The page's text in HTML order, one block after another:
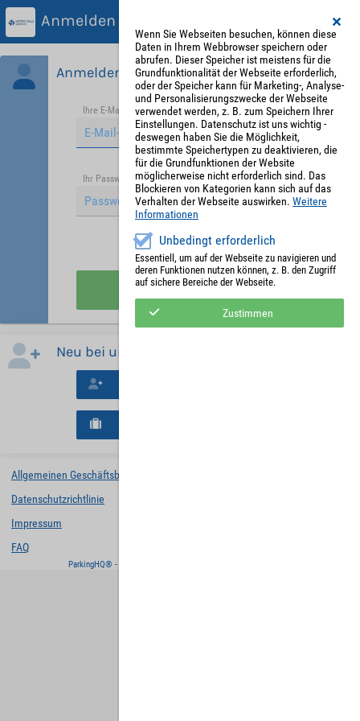
Anmelden
Anmelden
Ihre E-Mail-Adresse *
Passwort vergessen?
Ihr Passwort *
Angemeldet bleiben
Anmelden
Neu bei uns?
Allgemeinen Geschäftsbedingungen
Datenschutzrichtlinie
Impressum
FAQ
ParkingHQ® - eine Lösung von
Wenn Sie Webseiten besuchen, können diese
Daten in Ihrem Webbrowser speichern oder
abrufen. Dieser Speicher ist meistens für die
Grundfunktionalität der Webseite erforderlich,
oder der Speicher kann für Marketing-, Analyse-
und Personalisierungszwecke der Webseite
verwendet werden, z. B. zum Speichern Ihrer
Einstellungen. Datenschutz ist uns wichtig -
deswegen haben Sie die Möglichkeit,
bestimmte Speichertypen zu deaktivieren, die
für die Grundfunktionen der Website
möglicherweise nicht erforderlich sind. Das
Blockieren von Kategorien kann sich auf das
Verhalten der Webseite auswirken. Weitere
Informationen
Unbedingt erforderlich
Essentiell, um auf der Webseite zu navigieren und
deren Funktionen nutzen können, z. B. den Zugriff
auf sichere Bereiche der Webseite.
Zustimmen